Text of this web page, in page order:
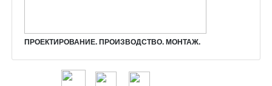
ПРОЕКТИРОВАНИЕ. ПРОИЗВОДСТВО. МОНТАЖ.